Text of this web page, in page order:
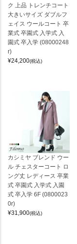
ク 上品 トレンチコート
大きいサイズ ダブルフ
ェイス ウールコート 卒
業式 卒園式 入学式 入
園式 卒入学 (08000248
r)
¥24,200(税込)
カシミヤ ブレンド ウー
ル チェスターコート ロ
ング丈 レディース 卒業
式 卒園式 入学式 入園
式 卒入学 6F (0800023
0r)
¥31,900(税込)